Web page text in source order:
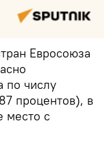
Евросоюза
по числу
процентов), в
место с